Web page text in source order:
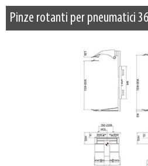
Pinze rotanti per pneumatici